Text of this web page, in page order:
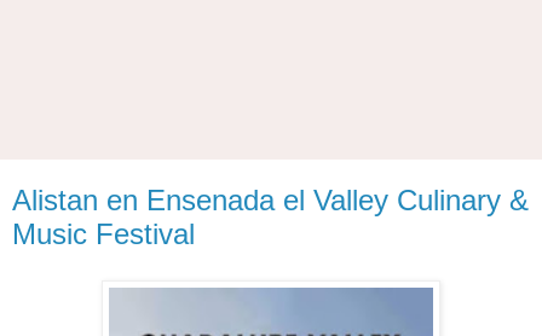
Alistan en Ensenada el Valley Culinary &
Music Festival